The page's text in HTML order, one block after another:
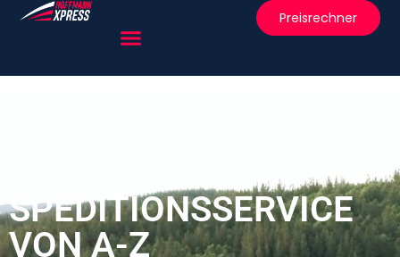
Preisrechner
SPEDITIONSSERVICE
VON A-Z